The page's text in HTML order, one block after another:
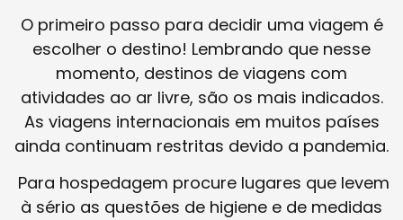
O primeiro passo para decidir uma viagem é
escolher o destino! Lembrando que nesse
momento, destinos de viagens com
atividades ao ar livre, são os mais indicados.
As viagens internacionais em muitos países
ainda continuam restritas devido a pandemia.
Para hospedagem procure lugares que levem
à sério as questões de higiene e de medidas